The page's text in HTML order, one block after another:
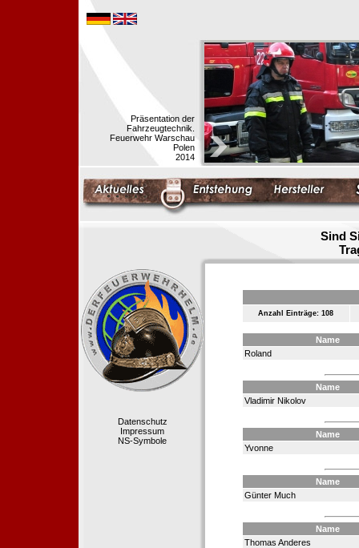
Präsentation der
Fahrzeugtechnik.
Feuerwehr Warschau
Polen
2014
Sind
Datenschutz
Impressum
NS-Symbole
Anzahl Einträge: 108
Name
Roland
Name
Vladimir Nikolov
Name
Yvonne
Name
Günter Much
Name
Thomas Anderes